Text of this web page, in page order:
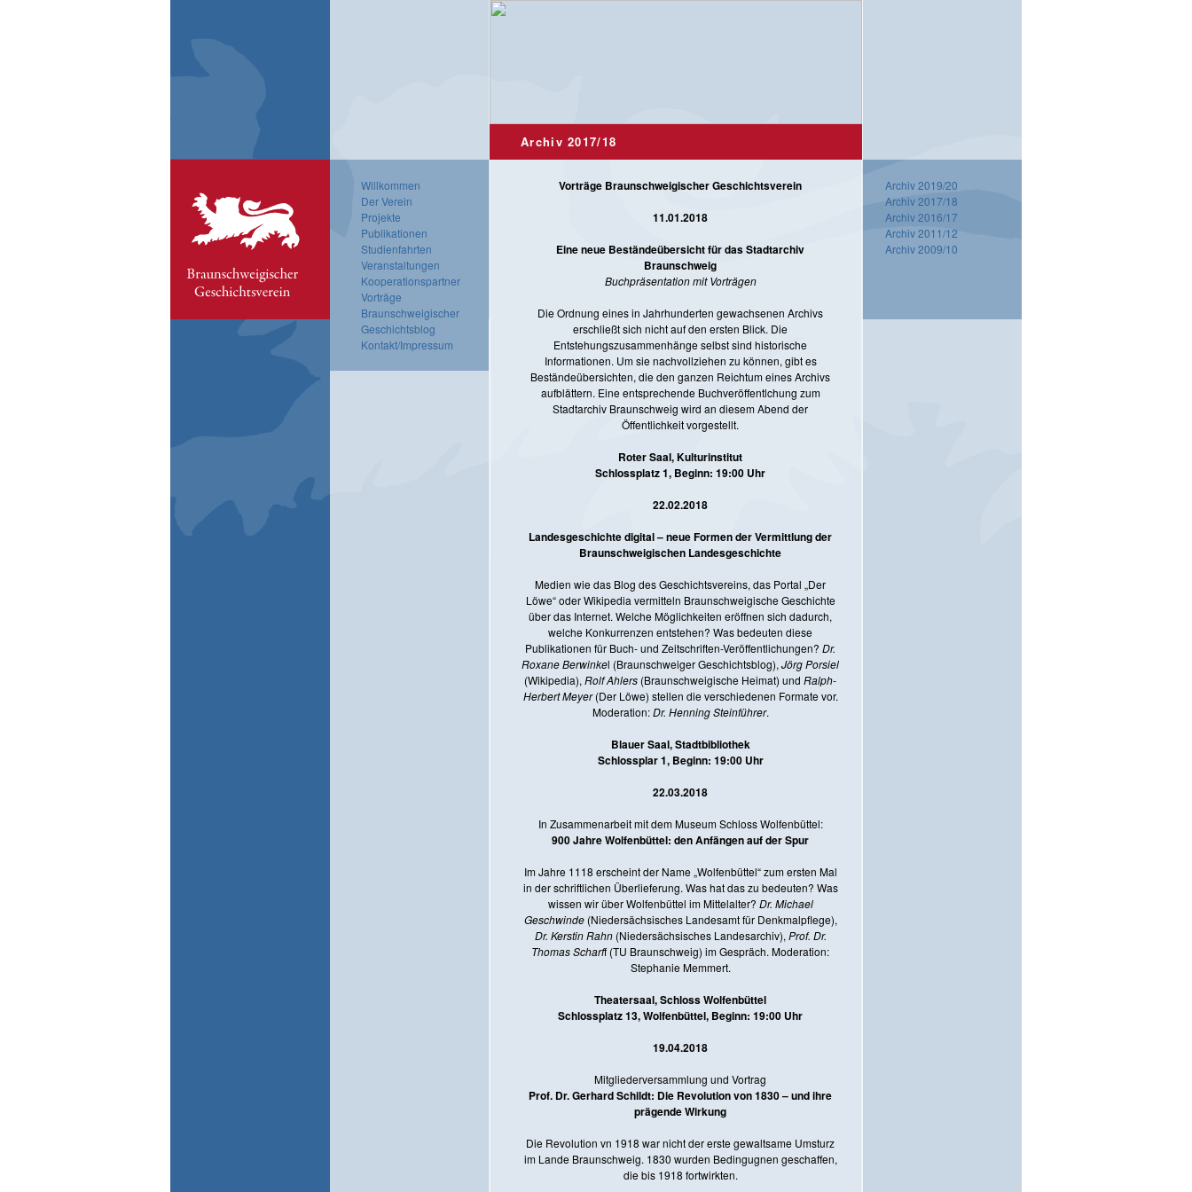
Archiv 2017/18
Vorträge Braunschweigischer Geschichtsverein
11.01.2018
Eine neue Beständeübersicht für das Stadtarchiv
Braunschweig
Buchpräsentation mit Vorträgen
Die Ordnung eines in Jahrhunderten gewachsenen Archivs
erschließt sich nicht auf den ersten Blick. Die
Entstehungszusammenhänge selbst sind historische
Informationen. Um sie nachvollziehen zu können, gibt es
Beständeübersichten, die den ganzen Reichtum eines Archivs
aufblättern. Eine entsprechende Buchveröffentlchung zum
Stadtarchiv Braunschweig wird an diesem Abend der
Öffentlichkeit vorgestellt.
Roter Saal, Kulturinstitut
Schlossplatz 1, Beginn: 19:00 Uhr
22.02.2018
Landesgeschichte digital – neue Formen der Vermittlung der
Braunschweigischen Landesgeschichte
Medien wie das Blog des Geschichtsvereins, das Portal „Der
Löwe“ oder Wikipedia vermitteln Braunschweigische Geschichte
über das Internet. Welche Möglichkeiten eröffnen sich dadurch,
welche Konkurrenzen entstehen? Was bedeuten diese
Publikationen für Buch- und Zeitschriften-Veröffentlichungen? Dr.
Roxane Berwinkel (Braunschweiger Geschichtsblog), Jörg Porsiel
(Wikipedia), Rolf Ahlers (Braunschweigische Heimat) und Ralph-
Herbert Meyer(Der Löwe) stellen die verschiedenen Formate vor.
Moderation:Dr. Henning Steinführer.
Blauer Saal, Stadtbibliothek
Schlossplar 1, Beginn: 19:00 Uhr
22.03.2018
In Zusammenarbeit mit dem Museum Schloss Wolfenbüttel:
900 Jahre Wolfenbüttel: den Anfängen auf der Spur
Im Jahre 1118 erscheint der Name „Wolfenbüttel“ zum ersten Mal
in der schriftlichen Überlieferung. Was hat das zu bedeuten? Was
wissen wir über Wolfenbüttel im Mittelalter? Dr. Michael
Geschwinde(Niedersächsisches Landesamt für Denkmalpflege),
Dr. Kerstin Rahn(Niedersächsisches Landesarchiv), Prof. Dr.
Thomas Scharff (TU Braunschweig) im Gespräch. Moderation:
Stephanie Memmert.
Theatersaal, Schloss Wolfenbüttel
Schlossplatz 13, Wolfenbüttel, Beginn: 19:00 Uhr
19.04.2018
Mitgliederversammlung und Vortrag
Prof. Dr. Gerhard Schildt: Die Revolution von 1830 – und ihre
prägende Wirkung
Die Revolution vn 1918 war nicht der erste gewaltsame Umsturz
im Lande Braunschweig. 1830 wurden Bedingugnen geschaffen,
die bis 1918 fortwirkten.
Willkommen
Der Verein
Projekte
Publikationen
Studienfahrten
Veranstaltungen
Kooperationspartner
Vorträge
Braunschweigischer
Geschichtsblog
Kontakt/Impressum
Archiv 2019/20
Archiv 2017/18
Archiv 2016/17
Archiv 2011/12
Archiv 2009/10